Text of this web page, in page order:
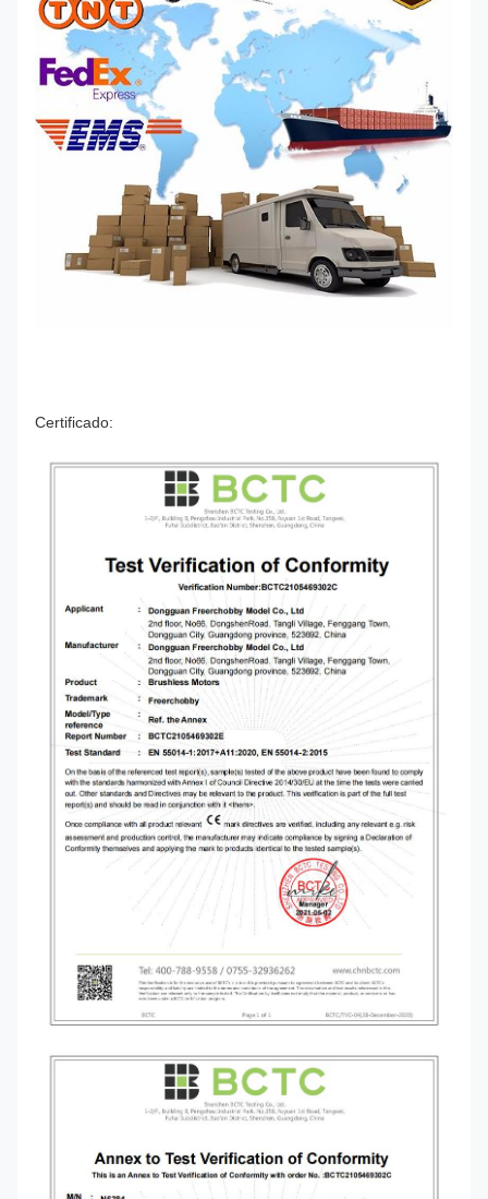
Certificado: